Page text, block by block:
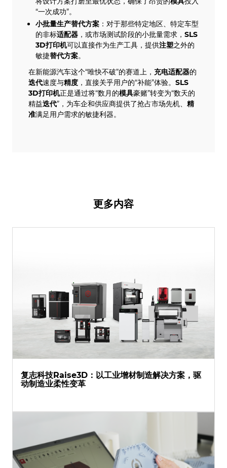
“一次成功”。
小批量生产替代方案 ：对于那些特定地区、特定车型
的非标适配器 ，或市场测试阶段的小批量需求， SLS
3D打印机可以直接作为生产工具，提供注塑之外的
敏捷替代方案。
在新能源汽车这个“唯快不破”的赛道上， 充电适配器的
迭代速度与精度 ，直接关乎用户的“补能”体验。 SLS
3D打印机正是通过将“数月的模具豪赌”转变为“数天的
精益迭代”，为车企和供应商提供了抢占市场先机、 精
准满足用户需求的敏捷利器。
更多内容
复志科技Raise3D：以工业增材制造解决方案，驱
动制造业柔性变革